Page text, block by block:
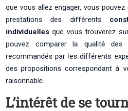
que vous allez engager, vous
prestations des différents
individuelles que vous trouverez
pouvez comparer la qualité
recommandés par les différents
des propositions correspondant à
raisonnable.
L’intérêt de se